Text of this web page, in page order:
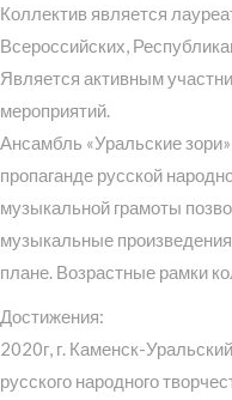
Коллектив является
Всероссийских,
Является активным
мероприятий.
Ансамбль «Уральские
пропаганде русской
музыкальной грамоты
музыкальные
плане. Возрастные рамки
Достижения:
2020г, г. Каменск-
русского народного